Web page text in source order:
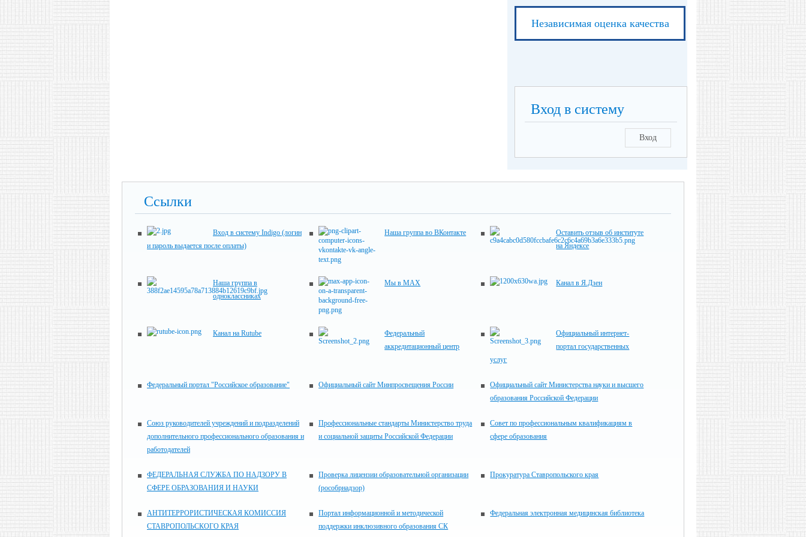
Независимая оценка качества
Вход в систему
Вход
Ссылки
Вход в систему Indigo (логин
и пароль выдается после оплаты)
Наша группа во ВКонтакте
Оставить отзыв об институте
на Яндексе
Наша группа в
одноклассниках
Мы в MAX Канал в Я.Дзен
Канал на Rutube
Федеральный
аккредитационный центр
Официальный интернет-
портал государственных
услуг
Федеральный портал "Российское образование" Официальный сайт Минпросвещения России
Официальный сайт Министерства науки и высшего
образования Российской Федерации
Союз руководителей учреждений и подразделений
дополнительного профессионального образования и
работодателей
Профессиональные стандарты Министерство труда
и социальной защиты Российской Федерации
Совет по профессиональным квалификациям в
сфере образования
ФЕДЕРАЛЬНАЯ СЛУЖБА ПО НАДЗОРУ В
СФЕРЕ ОБРАЗОВАНИЯ И НАУКИ
Проверка лицензии образовательной организации
(рособрнадзор)
Прокуратура Ставропольского края
АНТИТЕРРОРИСТИЧЕСКАЯ КОМИССИЯ
СТАВРОПОЛЬСКОГО КРАЯ
Портал информационной и методической
поддержки инклюзивного образования СК
Федеральная электронная медицинская библиотека